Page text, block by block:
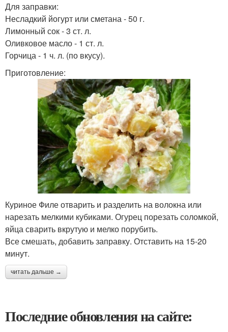
Для заправки:
Несладкий йогурт или сметана - 50 г.
Лимонный сок - 3 ст. л.
Оливковое масло - 1 ст. л.
Горчица - 1 ч. л. (по вкусу).
Приготовление:
Куриное Филе отварить и разделить на волокна или
нарезать мелкими кубиками. Огурец порезать соломкой,
яйца сварить вкрутую и мелко порубить.
Все смешать, добавить заправку. Отставить на 15-20
минут.
читать дальше →
Последние обновления на сайте: